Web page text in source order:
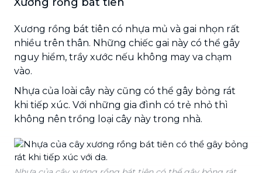
Xương rồng bát tiên có nhựa mủ và gai nhọn rất
nhiều trên thân. Những chiếc gai này có thể gây
nguy hiểm, trầy xước nếu không may va chạm
vào.
Nhựa của loài cây này cũng có thể gây bỏng rát
khi tiếp xúc. Với những gia đình có trẻ nhỏ thì
không nên trồng loại cây này trong nhà.